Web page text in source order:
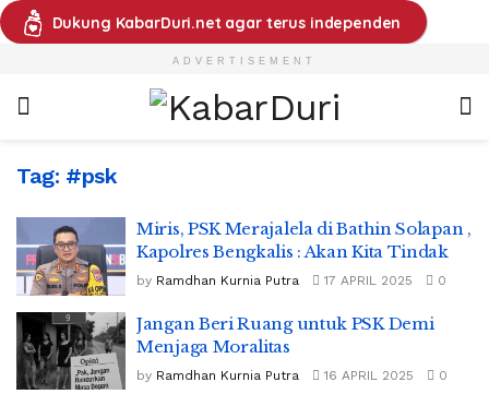
Dukung KabarDuri.net agar terus independen
ADVERTISEMENT
Tag: #psk
Miris, PSK Merajalela di Bathin Solapan ,
Kapolres Bengkalis : Akan Kita Tindak
by Ramdhan Kurnia Putra 17 APRIL 2025 0
Jangan Beri Ruang untuk PSK Demi
Menjaga Moralitas
by Ramdhan Kurnia Putra 16 APRIL 2025 0